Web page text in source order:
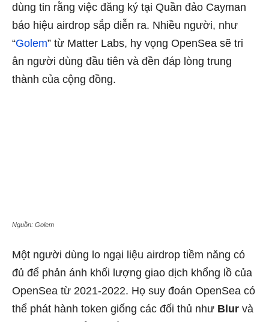
dùng tin rằng việc đăng ký tại Quần đảo Cayman
báo hiệu airdrop sắp diễn ra. Nhiều người, như
“Golem” từ Matter Labs, hy vọng OpenSea sẽ tri
ân người dùng đầu tiên và đền đáp lòng trung
thành của cộng đồng.
Nguồn: Golem
Một người dùng lo ngại liệu airdrop tiềm năng có
đủ để phản ánh khối lượng giao dịch khổng lồ của
OpenSea từ 2021-2022. Họ suy đoán OpenSea có
thể phát hành token giống các đối thủ như Blur và